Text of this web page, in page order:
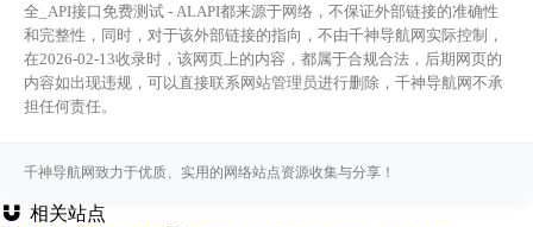
全_API接口免费测试 - ALAPI都来源于网络，不保证外部链接的准确性
和完整性，同时，对于该外部链接的指向，不由千神导航网实际控制，
在2026-02-13收录时，该网页上的内容，都属于合规合法，后期网页的
内容如出现违规，可以直接联系网站管理员进行删除，千神导航网不承
担任何责任。
千神导航网致力于优质、实用的网络站点资源收集与分享！
相关站点